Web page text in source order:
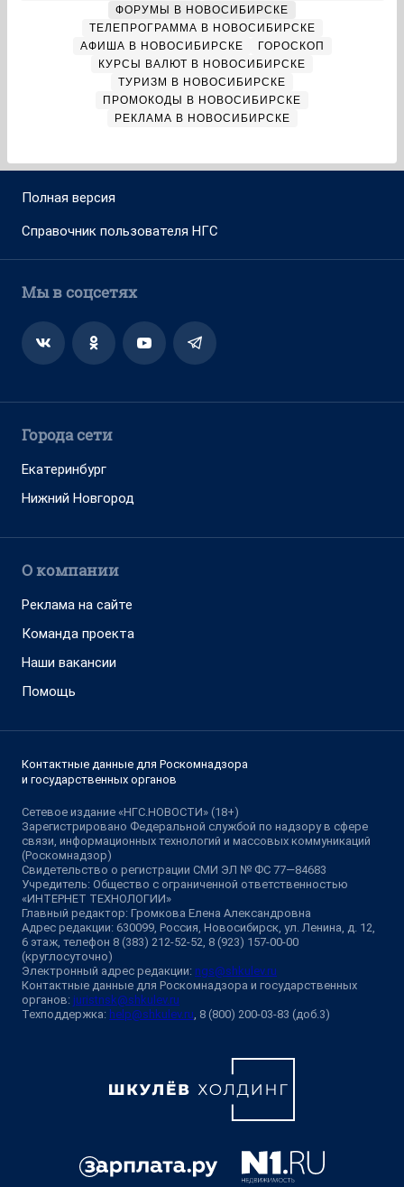
ФОРУМЫ В НОВОСИБИРСКЕ
ТЕЛЕПРОГРАММА В НОВОСИБИРСКЕ
АФИША В НОВОСИБИРСКЕ
ГОРОСКОП
КУРСЫ ВАЛЮТ В НОВОСИБИРСКЕ
ТУРИЗМ В НОВОСИБИРСКЕ
ПРОМОКОДЫ В НОВОСИБИРСКЕ
РЕКЛАМА В НОВОСИБИРСКЕ
Полная версия
Справочник пользователя НГС
Мы в соцсетях
Города сети
Екатеринбург
Нижний Новгород
О компании
Реклама на сайте
Команда проекта
Наши вакансии
Помощь
Контактные данные для Роскомнадзора
и государственных органов
Сетевое издание «НГС.НОВОСТИ» (18+)
Зарегистрировано Федеральной службой по надзору в сфере
связи, информационных технологий и массовых коммуникаций
(Роскомнадзор)
Свидетельство о регистрации СМИ ЭЛ № ФС 77—84683
Учредитель: Общество с ограниченной ответственностью
«ИНТЕРНЕТ ТЕХНОЛОГИИ»
Главный редактор: Громкова Елена Александровна
Адрес редакции: 630099, Россия, Новосибирск, ул. Ленина, д. 12,
6 этаж, телефон 8 (383) 212-52-52, 8 (923) 157-00-00
(круглосуточно)
Электронный адрес редакции: ngs@shkulev.ru
Контактные данные для Роскомнадзора и государственных
органов: juristnsk@shkulev.ru
Техподдержка: help@shkulev.ru, 8 (800) 200-03-83 (доб.3)